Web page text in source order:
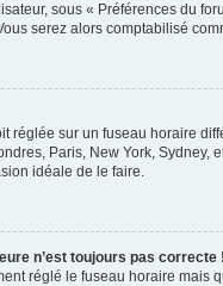
sous « Préférences du
serez alors comptabilisé
réglée sur un fuseau horaire
Paris, New York, Sydney,
idéale de le faire.
n’est toujours pas correcte !
réglé le fuseau horaire mais